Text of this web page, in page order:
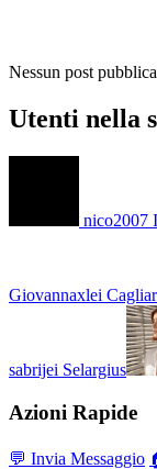
Nessun post
Utenti nella
nico2007
Giovannaxlei
sabrijei Selargius
Azioni Rapide
💬 Invia Messaggio